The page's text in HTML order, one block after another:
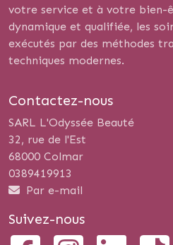
votre service et à votre bien-
dynamique et qualifiée, les
exécutés par des méthodes
techniques modernes.
Contactez-nous
SARL L'Odyssée Beauté
32, rue de l'Est
68000 Colmar
0389419913
Par e-mail
Suivez-nous